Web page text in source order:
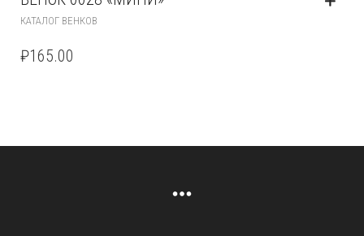
КАТАЛОГ ВЕНКОВ
₽165.00